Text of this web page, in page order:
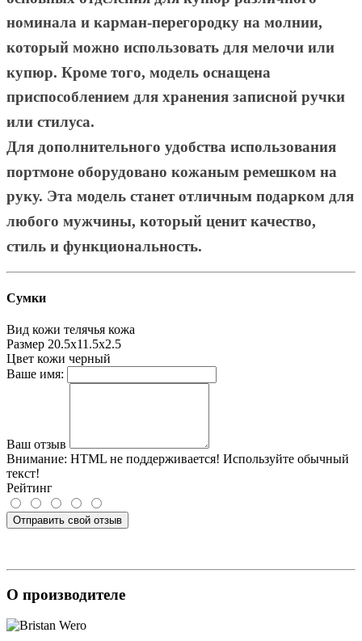
номинала и карман-перегородку на молнии,
который можно использовать для мелочи или
купюр. Кроме того, модель оснащена
приспособлением для хранения записной ручки
или стилуса.
Для дополнительного удобства использования
портмоне оборудовано кожаным ремешком на
руку. Эта модель станет отличным подарком для
любого мужчины, который ценит качество,
стиль и функциональность.
Сумки
Вид кожи телячья кожа
Размер 20.5х11.5х2.5
Цвет кожи черный
Ваше имя:
Ваш отзыв
Внимание: HTML не поддерживается! Используйте обычный
текст!
Рейтинг
Отправить свой отзыв
О производителе